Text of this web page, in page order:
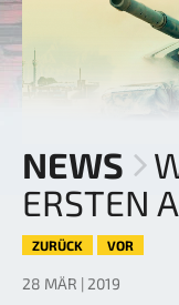
NEWS
ERSTEN
ZURÜCK VOR
28 MÄR | 2019